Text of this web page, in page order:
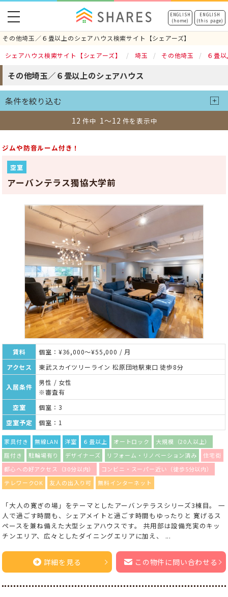
ENGLISH
(home)
ENGLISH
(this page)
その他埼玉／６畳以上のシェアハウス検索サイト【シェアーズ】
toggle
navigation
シェアハウス検索サイト【シェアーズ】 埼玉 その他埼玉 ６畳
その他埼玉／６畳以上のシェアハウス
条件を絞り込む
12 件中 1～12 件を表示中
ジムや防音ルーム付き！
空室
アーバンテラス獨協大学前
賃料
個室：¥36,000～¥55,000 / 月
アクセス
東武スカイツリーライン 松原団地駅東口 徒歩8分
入居条件
男性 / 女性
※審査有
空室
個室：3
空室予定
個室：1
家具付き 無線LAN 洋室 ６畳以上 オートロック
大規模（20人以上）
庭付き
駐輪場有り デザイナーズ リフォーム・リノベーション済み
住宅街
都心への好アクセス（30分以内）
コンビニ・スーパー近い（徒歩5分以内）
テレワークOK
友人の出入り可 無料インターネット
「大人の寛ぎの場」をテーマとしたアーバンテラスシリーズ3棟目。 一
人で過ごす時間も、シェアメイトと過ごす時間もゆったりと 寛げるス
ペースを兼ね備えた大型シェアハウスです。 共用部は設備充実のキッ
チンエリア、広々としたダイニングエリアに加え、 ...
詳細を見る この物件に問い合わせる